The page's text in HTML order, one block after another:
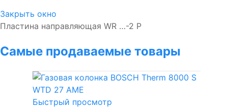
Закрыть окно
Пластина направляющая WR …-2 P
Самые продаваемые товары
Быстрый просмотр